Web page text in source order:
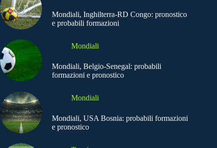
Mondiali, Inghilterra-RD Congo: pronostico
e probabili formazioni
Mondiali
Mondiali, Belgio-Senegal: probabili
formazioni e pronostico
Mondiali
Mondiali, USA Bosnia: probabili formazioni
e pronostico